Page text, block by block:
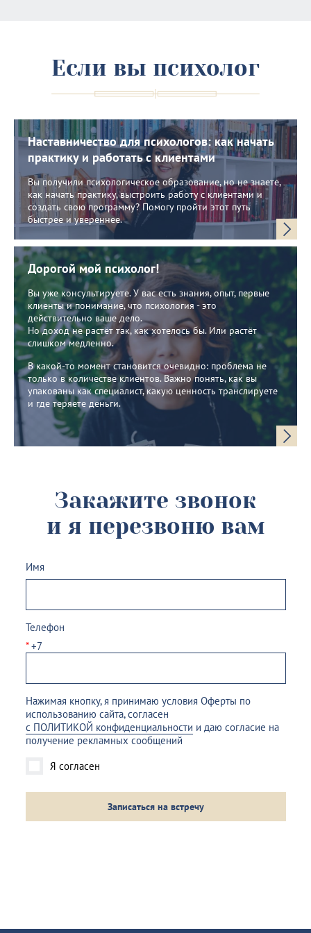
Если вы психолог
Наставничество для психологов: как начать
практику и работать с клиентами
Вы получили психологическое образование, но не знаете,
как начать практику, выстроить работу с клиентами и
создать свою программу? Помогу пройти этот путь
быстрее и увереннее.
Дорогой мой психолог!
Вы уже консультируете. У вас есть знания, опыт, первые
клиенты и понимание, что психология - это
действительно ваше дело.
Но доход не растёт так, как хотелось бы. Или растёт
слишком медленно.
В какой-то момент становится очевидно: проблема не
только в количестве клиентов. Важно понять, как вы
упакованы как специалист, какую ценность транслируете
и где теряете деньги.
Закажите звонок
и я перезвоню вам
Имя
Телефон
*+7
Нажимая кнопку, я принимаю условия Оферты по
использованию сайта, согласен
с ПОЛИТИКОЙ конфиденциальности и даю согласие на
получение рекламных сообщений
Я согласен